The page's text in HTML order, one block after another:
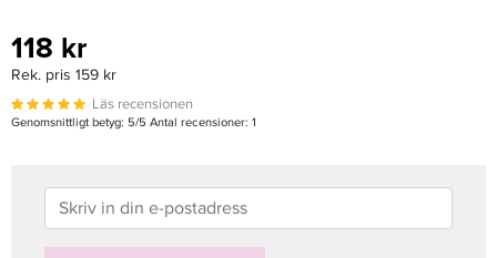
118 kr
Rek. pris 159 kr
Läs recensionen
Genomsnittligt betyg: 5/5 Antal recensioner: 1